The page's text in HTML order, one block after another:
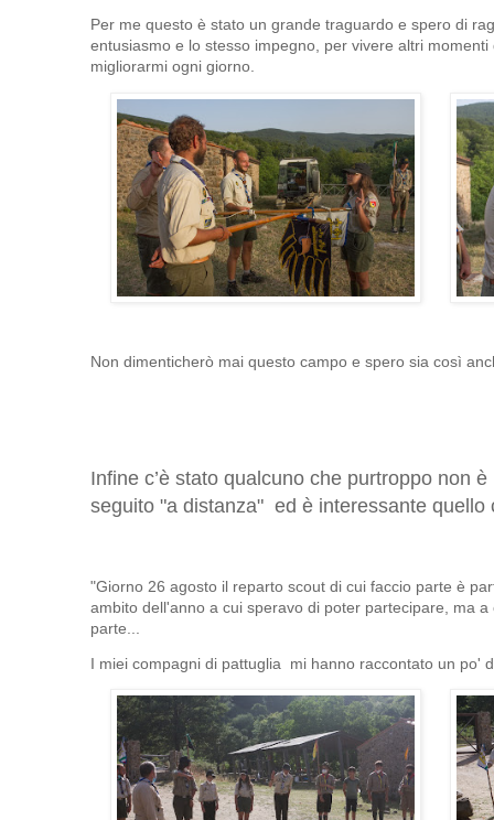
Per me questo è stato un grande traguardo e spero di
entusiasmo e lo stesso impegno, per vivere altri
migliorarmi ogni giorno.
Non dimenticherò mai questo campo e spero sia così
Infine c’è stato qualcuno che purtroppo non
seguito "a distanza" ed è interessante quello
"Giorno 26 agosto il reparto scout di cui faccio parte è
ambito dell'anno a cui speravo di poter partecipare, ma
parte...
I miei compagni di pattuglia mi hanno raccontato un po'